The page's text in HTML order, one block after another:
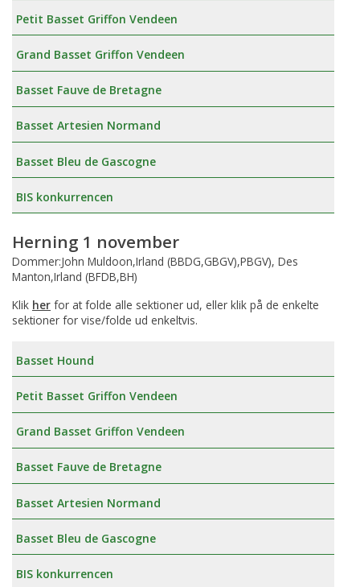
Petit Basset Griffon Vendeen
Grand Basset Griffon Vendeen
Basset Fauve de Bretagne
Basset Artesien Normand
Basset Bleu de Gascogne
BIS konkurrencen
Herning 1 november
Dommer:John Muldoon,Irland (BBDG,GBGV),PBGV), Des
Manton,Irland (BFDB,BH)
Klik her for at folde alle sektioner ud, eller klik på de enkelte
sektioner for vise/folde ud enkeltvis.
Basset Hound
Petit Basset Griffon Vendeen
Grand Basset Griffon Vendeen
Basset Fauve de Bretagne
Basset Artesien Normand
Basset Bleu de Gascogne
BIS konkurrencen